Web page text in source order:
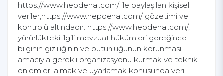
https://www.hepdenal.com/ ile paylaşılan kişisel
veriler,https://www.hepdenal.com/ gözetimi ve
kontrolü altındadır. https://www.hepdenal.com/,
yürürlükteki ilgili mevzuat hükümleri gereğince
bilginin gizliliğinin ve bütünlüğünün korunması
amacıyla gerekli organizasyonu kurmak ve teknik
önlemleri almak ve uyarlamak konusunda veri